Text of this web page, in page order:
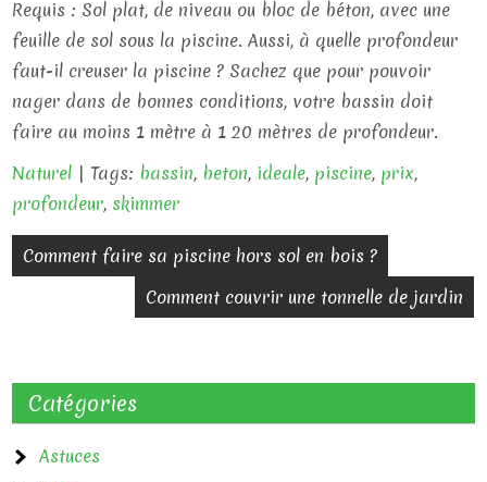
Requis : Sol plat, de niveau ou bloc de béton, avec une
feuille de sol sous la piscine. Aussi, à quelle profondeur
faut-il creuser la piscine ? Sachez que pour pouvoir
nager dans de bonnes conditions, votre bassin doit
faire au moins 1 mètre à 1 20 mètres de profondeur.
Naturel | Tags: bassin, beton, ideale, piscine, prix,
profondeur, skimmer
N
i
g
a
Comment faire sa piscine hors sol en bois ?
Comment couvrir une tonnelle de jardin
Catégories
Astuces